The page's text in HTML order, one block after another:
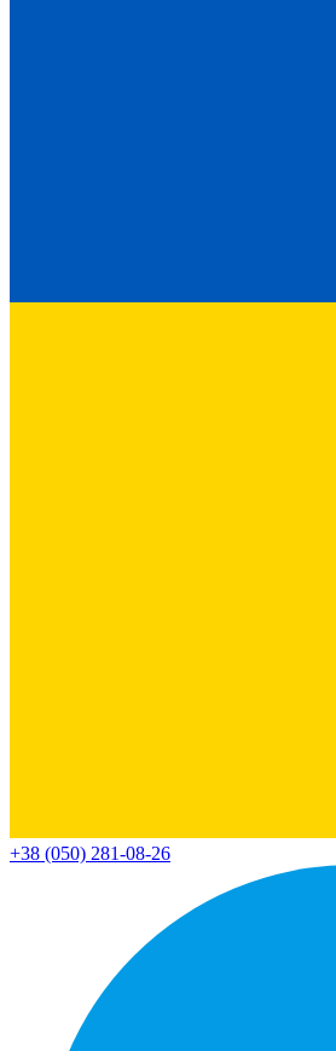
+38 (050) 281-08-26